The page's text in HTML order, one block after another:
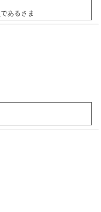
であるさま